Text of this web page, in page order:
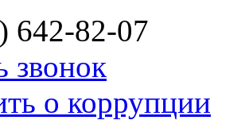
642-82-07
звонок
о коррупции